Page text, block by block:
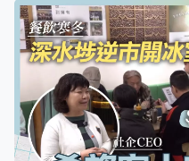
到這個字，大人小孩也會
為「行楷」字體，易看易
說起「行楷」揮春的特色
好像孤筆一樣，孤筆是我
氣」。李志師傅指揮春也
門」，因為第五福是指善
發生」。 「八年前第一次